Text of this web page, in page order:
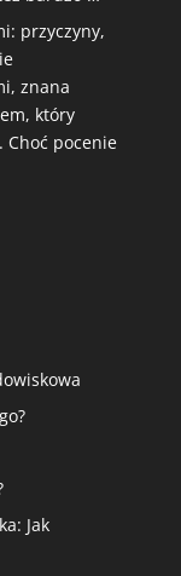
przyczyny,
znana
który
Choć pocenie
Jak